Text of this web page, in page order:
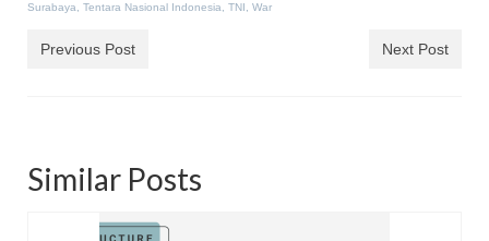
Surabaya, Tentara Nasional Indonesia, TNI , War
Previous Post Next Post
Similar Posts